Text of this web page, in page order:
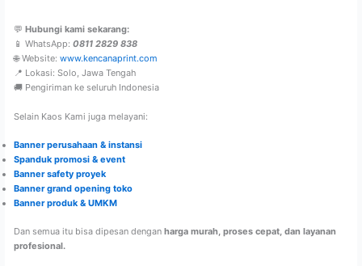
💬 Hubungi kami sekarang:
📱 WhatsApp: 0811 2829 838
🌐 Website: www.kencanaprint.com
📍 Lokasi: Solo, Jawa Tengah
🚚 Pengiriman ke seluruh Indonesia
Selain Kaos Kami juga melayani:
Banner perusahaan & instansi
Spanduk promosi & event
Banner safety proyek
Banner grand opening toko
Banner produk & UMKM
Dan semua itu bisa dipesan dengan harga murah, proses cepat, dan layanan
profesional.